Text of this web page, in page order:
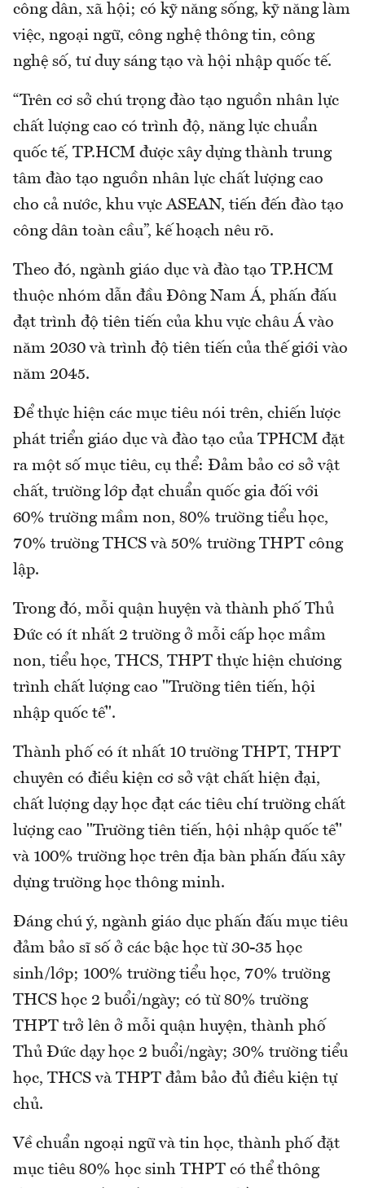
công dân, xã hội; có kỹ năng sống, kỹ năng làm
việc, ngoại ngữ, công nghệ thông tin, công
nghệ số, tư duy sáng tạo và hội nhập quốc tế.
“Trên cơ sở chú trọng đào tạo nguồn nhân lực
chất lượng cao có trình độ, năng lực chuẩn
quốc tế, TP.HCM được xây dựng thành trung
tâm đào tạo nguồn nhân lực chất lượng cao
cho cả nước, khu vực ASEAN, tiến đến đào tạo
công dân toàn cầu”, kế hoạch nêu rõ.
Theo đó, ngành giáo dục và đào tạo TP.HCM
thuộc nhóm dẫn đầu Đông Nam Á, phấn đấu
đạt trình độ tiên tiến của khu vực châu Á vào
năm 2030 và trình độ tiên tiến của thế giới vào
năm 2045.
Để thực hiện các mục tiêu nói trên, chiến lược
phát triển giáo dục và đào tạo của TPHCM đặt
ra một số mục tiêu, cụ thể: Đảm bảo cơ sở vật
chất, trường lớp đạt chuẩn quốc gia đối với
60% trường mầm non, 80% trường tiểu học,
70% trường THCS và 50% trường THPT công
lập.
Trong đó, mỗi quận huyện và thành phố Thủ
Đức có ít nhất 2 trường ở mỗi cấp học mầm
non, tiểu học, THCS, THPT thực hiện chương
trình chất lượng cao "Trường tiên tiến, hội
nhập quốc tế".
Thành phố có ít nhất 10 trường THPT, THPT
chuyên có điều kiện cơ sở vật chất hiện đại,
chất lượng dạy học đạt các tiêu chí trường chất
lượng cao "Trường tiên tiến, hội nhập quốc tế"
và 100% trường học trên địa bàn phấn đấu xây
dựng trường học thông minh.
Đáng chú ý, ngành giáo dục phấn đấu mục tiêu
đảm bảo sĩ số ở các bậc học từ 30-35 học
sinh/lớp; 100% trường tiểu học, 70% trường
THCS học 2 buổi/ngày; có từ 80% trường
THPT trở lên ở mỗi quận huyện, thành phố
Thủ Đức dạy học 2 buổi/ngày; 30% trường tiểu
học, THCS và THPT đảm bảo đủ điều kiện tự
chủ.
Về chuẩn ngoại ngữ và tin học, thành phố đặt
mục tiêu 80% học sinh THPT có thể thông